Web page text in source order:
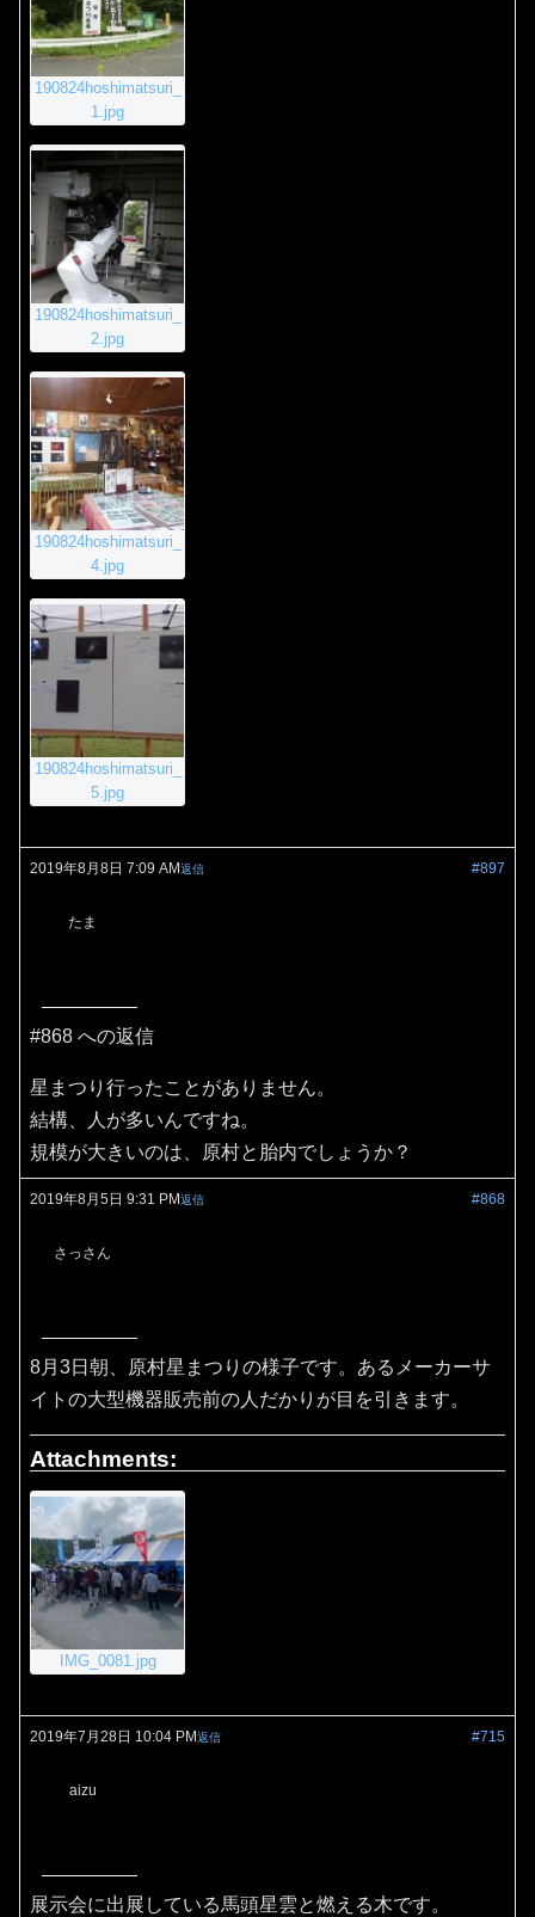
190824hoshimatsuri_
1.jpg
190824hoshimatsuri_
2.jpg
190824hoshimatsuri_
4.jpg
190824hoshimatsuri_
5.jpg
2019年8月8日 7:09 AM #897
返信
たま
#868 への返信
星まつり行ったことがありません。
結構、人が多いんですね。
規模が大きいのは、原村と胎内でしょうか？
2019年8月5日 9:31 PM #868
返信
さっさん
8月3日朝、原村星まつりの様子です。あるメーカーサ
イトの大型機器販売前の人だかりが目を引きます。
Attachments:
IMG_0081.jpg
2019年7月28日 10:04 PM #715
返信
aizu
展示会に出展している馬頭星雲と燃える木です。